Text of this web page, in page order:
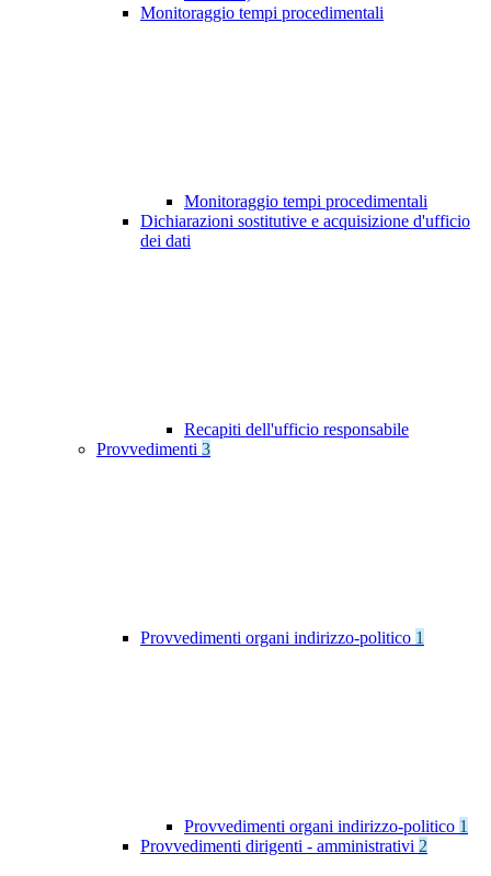
Monitoraggio tempi procedimentali
Monitoraggio tempi procedimentali
Dichiarazioni sostitutive e acquisizione d'ufficio
dei dati
Recapiti dell'ufficio responsabile
Provvedimenti 3
Provvedimenti organi indirizzo-politico 1
Provvedimenti organi indirizzo-politico 1
Provvedimenti dirigenti - amministrativi 2